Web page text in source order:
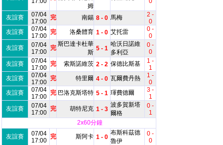
姆
友誼賽
07/04
17:00
完 南錫 8 - 0 馬梅
2 -
0
友誼賽
07/04
17:00
完 洛桑體育 1 - 0 艾托雷
0 -
0
友誼賽
07/04
17:00
完
斯巴達卡杜華
斯
5 - 1
哈沃日諾維
多利亞
0 -
0
友誼賽
07/04
17:00
完 索斯諾維茨 2 - 2 保德比斯基
1 -
1
友誼賽
07/04
17:00
完 特里爾 4 - 0 瓦爾費丹熱
1 -
0
友誼賽
07/04
17:00
完 巴洛克斯塔特 5 - 1 琿費德爾
3 -
1
友誼賽
07/04
17:00
完 胡特尼克 1 - 3
波多賀新塔
爾格
0 -
1
2x60分鐘
友誼賽
07/04
17:00
完 斯阿卡 1 - 0
布斯科茲德
魯伊
0 -
0